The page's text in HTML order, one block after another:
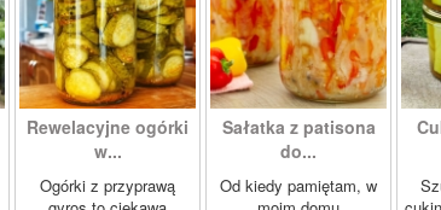
Rewelacyjne ogórki
w...
Ogórki z przyprawą
Sałatka z patisona
do...
Od kiedy pamiętam, w